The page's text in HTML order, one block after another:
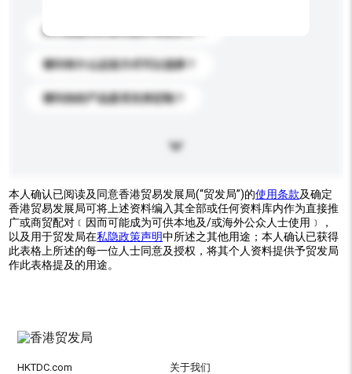
你们能提供的最优惠价格是多少？
请问有什么运送方式可以选择？
请问你的产品是否支持定制？
本人确认已阅读及同意香港贸易发展局(“贸发局”)的使用条款及确定
香港贸易发展局可将上述资料编入其全部或任何资料库内作为直接推
广或商贸配对﹝因而可能成为可供本地及/或海外公众人士使用﹞，
以及用于贸发局在私隐政策声明中所述之其他用途；本人确认已获得
此表格上所述的每一位人士同意及授权，将其个人资料提供予贸发局
作此表格提及的用途。
HKTDC.com 关于我们